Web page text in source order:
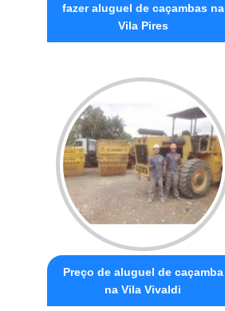
fazer aluguel de caçambas na
Vila Pires
Preço de aluguel de caçamba
na Vila Vivaldi